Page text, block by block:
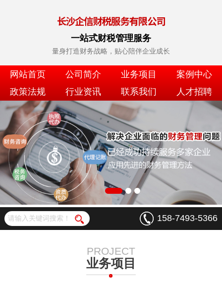
一站式财税管理服务
量身打造财务战略，贴心陪伴企业成长
网站首页 公司简介 业务项目
案例中心
政策法规
行业资讯 联系我们 人才招聘
158-7493-5366
PROJECT
业务项目